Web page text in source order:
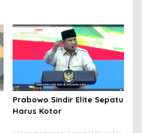
Prabowo Sindir Elite Sepatu
Harus Kotor